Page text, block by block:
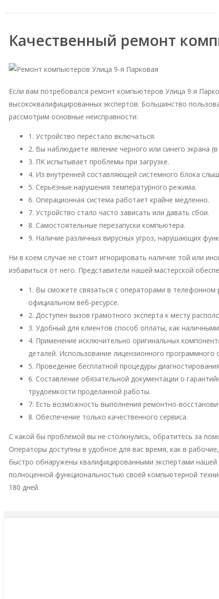
Качественный ремонт
Если вам потребовался ремонт компьютеров Улица 9 я
высококвалифицированных экспертов. Большинство
рассмотрим основные неисправности:
1. Устройство перестало включаться.
2. Вы наблюдаете явление черного или синего экрана
3. ПК испытывает проблемы при загрузке.
4. Из внутренней составляющей системного блока
5. Серьёзные нарушения температурного режима.
6. Операционная система работает крайне медленно.
7. Устройство стало часто зависать или давать сбои.
8. Самостоятельные перезапуски компьютера.
9. Наличие различных вирусных угроз, нарушающих
Ни в коем случае не стоит игнорировать наличие той или
избавиться от него. Представители нашей мастерской
1. Вы сможете связаться с операторами в
официальном веб-ресурсе.
2. Доступен вызов грамотного эксперта к месту
3. Удобный для клиентов способ оплаты, как
4. Применение исключительно оригинальных
деталей. Использование лицензионного
5. Проведение бесплатной процедуры
6. Составление обязательной документации о
трудоемкости проделанной работы.
7. Есть возможность выполнения ремонтно-
8. Обеспечение только качественного сервиса.
С какой бы проблемой вы не столкнулись, обратитесь за
Операторы доступны в удобное для вас время, как в
быстро обнаружены квалифицированными экспертами
полноценной функциональностью своей компьютерной
180 дней.